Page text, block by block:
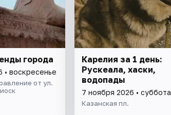
города
• воскресенье
от ул.
Карелия за 1 день:
Рускеала, хаски,
водопады
7 ноября 2026 • суббота
Казанская пл.